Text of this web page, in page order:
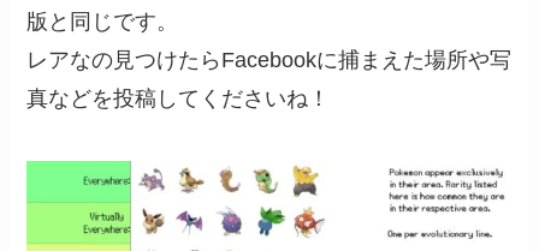
版と同じです。
レアなの見つけたらFacebookに捕まえた場所や写
真などを投稿してくださいね！